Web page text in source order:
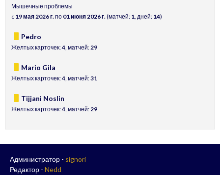
Мышечные проблемы
c 19 мая 2026 г.по 01 июня 2026 г.(матчей: 1, дней: 14)
Pedro
Желтых карточек:4, матчей:29
Mario Gila
Желтых карточек:4, матчей:31
Tijjani Noslin
Желтых карточек:4, матчей:29
Администратор - signori
Редактор - Nedd